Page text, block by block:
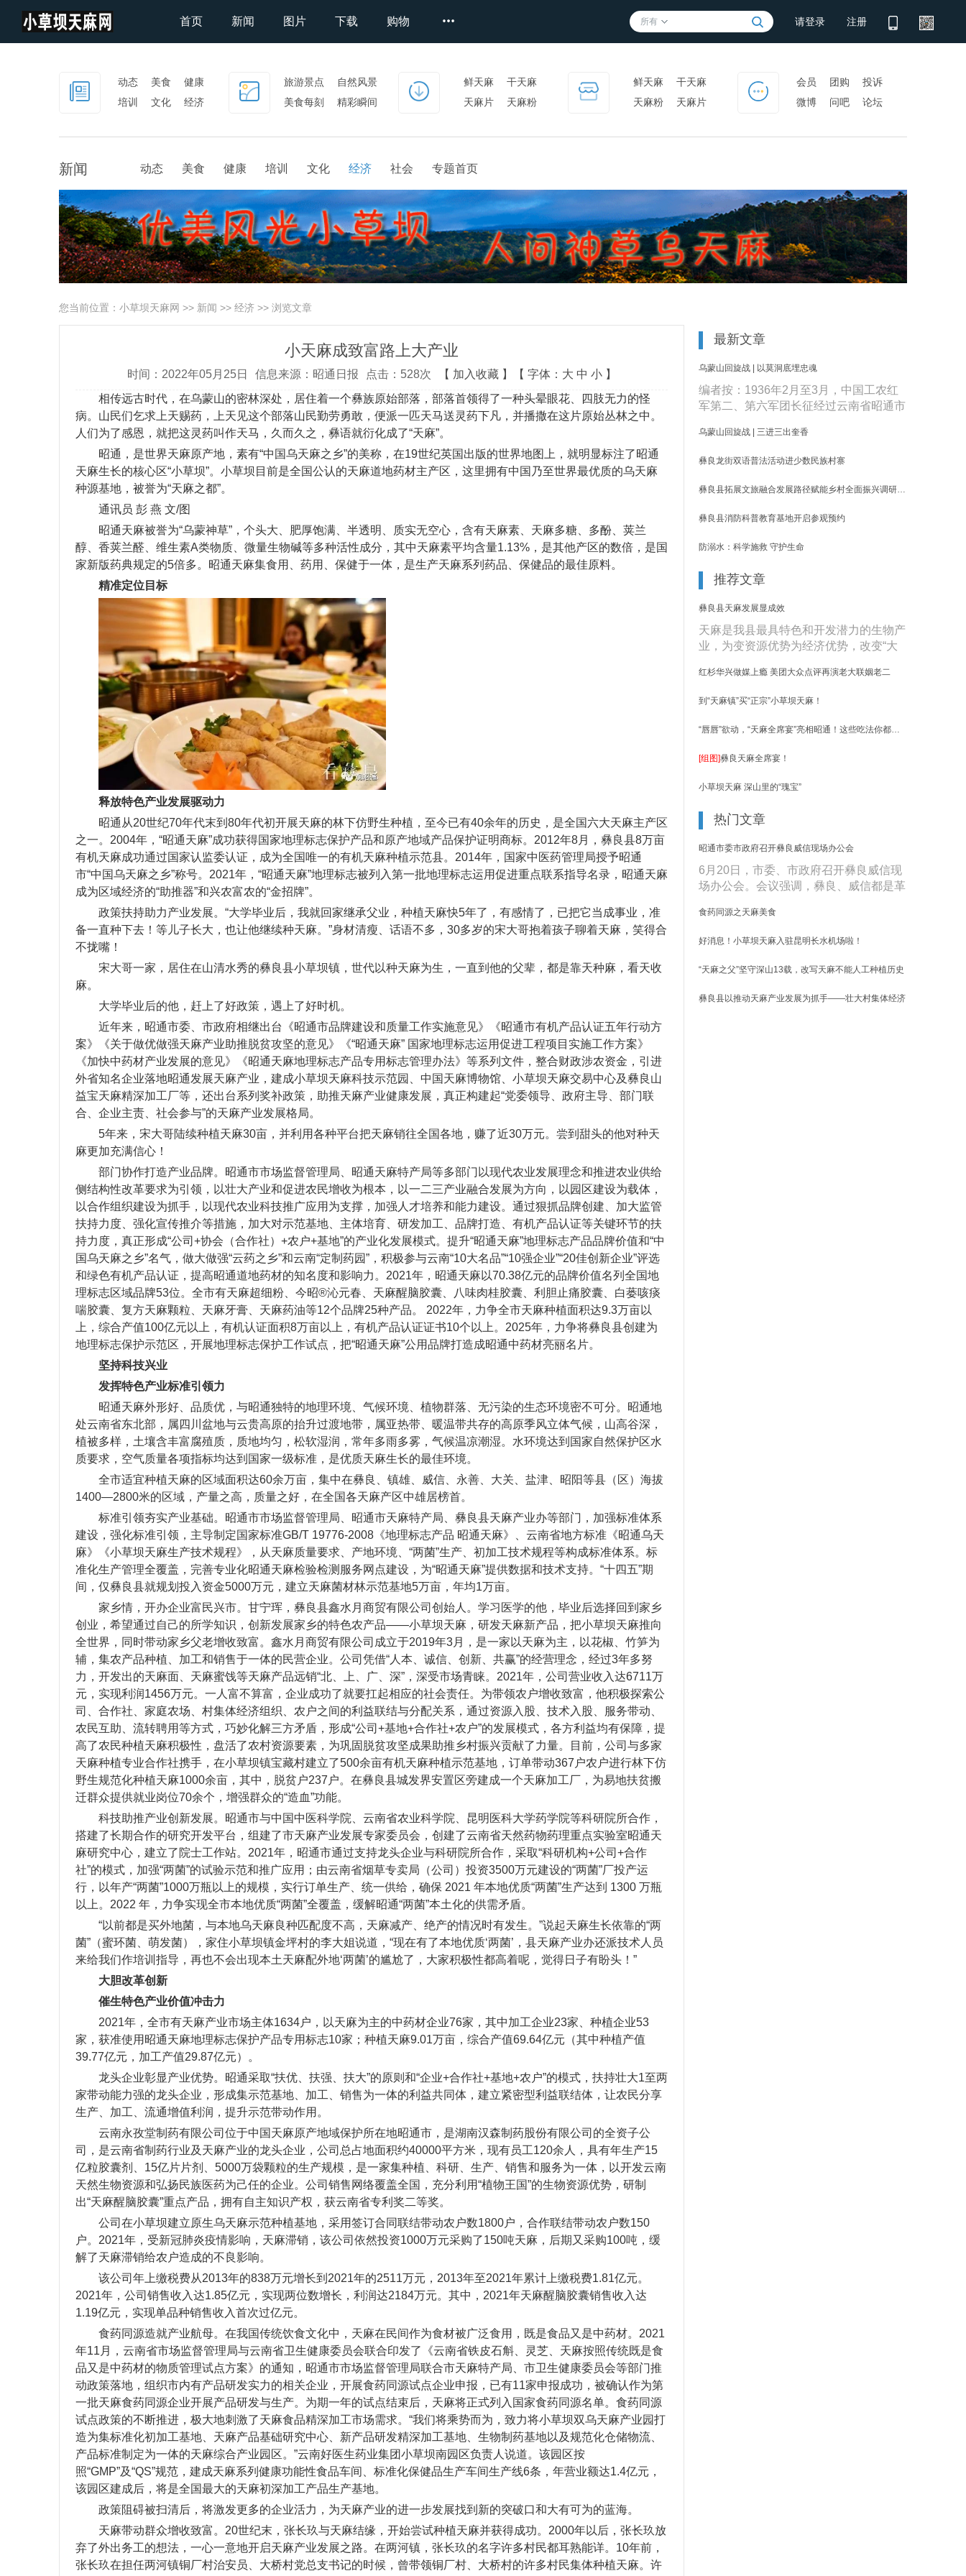
首页 新闻 图片 下载 购物 所有 请登录 注册
动态 美食
健康
培训
文化
经济
旅游景点
自然风景
美食每刻
精彩瞬间
鲜天麻
干天麻
天麻片
天麻粉
鲜天麻
干天麻
天麻粉
天麻片
会员 团购
投诉
微博
问吧
论坛
新闻 动态 美食 健康 培训 文化 经济 社会 专题首页
您当前位置： 小草坝天麻网 >> 新闻 >> 经济 >> 浏览文章
小天麻成致富路上大产业
时间：2022年05月25日 信息来源：昭通日报 点击： 528次 【 加入收藏】【 字体： 大 中 小】
相传远古时代，在乌蒙山的密林深处，居住着一个彝族原始部落，部落首领得了一种头晕眼花、四肢无力的怪
病。山民们乞求上天赐药，上天见这个部落山民勤劳勇敢，便派一匹天马送灵药下凡，并播撒在这片原始丛林之中。
人们为了感恩，就把这灵药叫作天马，久而久之，彝语就衍化成了“天麻”。
昭通，是世界天麻原产地，素有“中国乌天麻之乡”的美称，在19世纪英国出版的世界地图上，就明显标注了昭通
天麻生长的核心区“小草坝”。小草坝目前是全国公认的天麻道地药材主产区，这里拥有中国乃至世界最优质的乌天麻
种源基地，被誉为“天麻之都”。
通讯员 彭 燕 文/图
昭通天麻被誉为“乌蒙神草”，个头大、肥厚饱满、半透明、质实无空心，含有天麻素、天麻多糖、多酚、荚兰
醇、香荚兰醛、维生素A类物质、微量生物碱等多种活性成分，其中天麻素平均含量1.13%，是其他产区的数倍，是国
家新版药典规定的5倍多。昭通天麻集食用、药用、保健于一体，是生产天麻系列药品、保健品的最佳原料。
精准定位目标
释放特色产业发展驱动力
昭通从20世纪70年代末到80年代初开展天麻的林下仿野生种植，至今已有40余年的历史，是全国六大天麻主产区
之一。2004年，“昭通天麻”成功获得国家地理标志保护产品和原产地域产品保护证明商标。2012年8月，彝良县8万亩
有机天麻成功通过国家认监委认证，成为全国唯一的有机天麻种植示范县。2014年，国家中医药管理局授予昭通
市“中国乌天麻之乡”称号。2021年，“昭通天麻”地理标志被列入第一批地理标志运用促进重点联系指导名录，昭通天麻
成为区域经济的“助推器”和兴农富农的“金招牌”。
政策扶持助力产业发展。“大学毕业后，我就回家继承父业，种植天麻快5年了，有感情了，已把它当成事业，准
备一直种下去！等儿子长大，也让他继续种天麻。”身材清瘦、话语不多，30多岁的宋大哥抱着孩子聊着天麻，笑得合
不拢嘴！
宋大哥一家，居住在山清水秀的彝良县小草坝镇，世代以种天麻为生，一直到他的父辈，都是靠天种麻，看天收
麻。
大学毕业后的他，赶上了好政策，遇上了好时机。
近年来，昭通市委、市政府相继出台《昭通市品牌建设和质量工作实施意见》《昭通市有机产品认证五年行动方
案》《关于做优做强天麻产业助推脱贫攻坚的意见》《“昭通天麻” 国家地理标志运用促进工程项目实施工作方案》
《加快中药材产业发展的意见》《昭通天麻地理标志产品专用标志管理办法》等系列文件，整合财政涉农资金，引进
外省知名企业落地昭通发展天麻产业，建成小草坝天麻科技示范园、中国天麻博物馆、小草坝天麻交易中心及彝良山
益宝天麻精深加工厂等，还出台系列奖补政策，助推天麻产业健康发展，真正构建起“党委领导、政府主导、部门联
合、企业主责、社会参与”的天麻产业发展格局。
5年来，宋大哥陆续种植天麻30亩，并利用各种平台把天麻销往全国各地，赚了近30万元。尝到甜头的他对种天
麻更加充满信心！
部门协作打造产业品牌。昭通市市场监督管理局、昭通天麻特产局等多部门以现代农业发展理念和推进农业供给
侧结构性改革要求为引领，以壮大产业和促进农民增收为根本，以一二三产业融合发展为方向，以园区建设为载体，
以合作组织建设为抓手，以现代农业科技推广应用为支撑，加强人才培养和能力建设。通过狠抓品牌创建、加大监管
扶持力度、强化宣传推介等措施，加大对示范基地、主体培育、研发加工、品牌打造、有机产品认证等关键环节的扶
持力度，真正形成“公司+协会（合作社）+农户+基地”的产业化发展模式。提升“昭通天麻”地理标志产品品牌价值和“中
国乌天麻之乡”名气，做大做强“云药之乡”和云南“定制药园”，积极参与云南“10大名品”“10强企业”“20佳创新企业”评选
和绿色有机产品认证，提高昭通道地药材的知名度和影响力。2021年，昭通天麻以70.38亿元的品牌价值名列全国地
理标志区域品牌53位。全市有天麻超细粉、今昭®沁元春、天麻醒脑胶囊、八味肉桂胶囊、利胆止痛胶囊、白蒌咳痰
喘胶囊、复方天麻颗粒、天麻牙膏、天麻药油等12个品牌25种产品。 2022年，力争全市天麻种植面积达9.3万亩以
上，综合产值100亿元以上，有机认证面积8万亩以上，有机产品认证证书10个以上。2025年，力争将彝良县创建为
地理标志保护示范区，开展地理标志保护工作试点，把“昭通天麻”公用品牌打造成昭通中药材亮丽名片。
坚持科技兴业
发挥特色产业标准引领力
昭通天麻外形好、品质优，与昭通独特的地理环境、气候环境、植物群落、无污染的生态环境密不可分。昭通地
处云南省东北部，属四川盆地与云贵高原的抬升过渡地带，属亚热带、暖温带共存的高原季风立体气候，山高谷深，
植被多样，土壤含丰富腐殖质，质地均匀，松软湿润，常年多雨多雾，气候温凉潮湿。水环境达到国家自然保护区水
质要求，空气质量各项指标均达到国家一级标准，是优质天麻生长的最佳环境。
全市适宜种植天麻的区域面积达60余万亩，集中在彝良、镇雄、威信、永善、大关、盐津、昭阳等县（区）海拔
1400—2800米的区域，产量之高，质量之好，在全国各天麻产区中雄居榜首。
标准引领夯实产业基础。昭通市市场监督管理局、昭通市天麻特产局、彝良县天麻产业办等部门，加强标准体系
建设，强化标准引领，主导制定国家标准GB/T 19776-2008《地理标志产品 昭通天麻》、云南省地方标准《昭通乌天
麻》《小草坝天麻生产技术规程》，从天麻质量要求、产地环境、“两菌”生产、初加工技术规程等构成标准体系。标
准化生产管理全覆盖，完善专业化昭通天麻检验检测服务网点建设，为“昭通天麻”提供数据和技术支持。“十四五”期
间，仅彝良县就规划投入资金5000万元，建立天麻菌材林示范基地5万亩，年均1万亩。
家乡情，开办企业富民兴市。甘宁珲，彝良县鑫水月商贸有限公司创始人。学习医学的他，毕业后选择回到家乡
创业，希望通过自己的所学知识，创新发展家乡的特色农产品——小草坝天麻，研发天麻新产品，把小草坝天麻推向
全世界，同时带动家乡父老增收致富。鑫水月商贸有限公司成立于2019年3月，是一家以天麻为主，以花椒、竹笋为
辅，集农产品种植、加工和销售于一体的民营企业。公司凭借“人本、诚信、创新、共赢”的经营理念，经过3年多努
力，开发出的天麻面、天麻蜜饯等天麻产品远销“北、上、广、深”，深受市场青睐。2021年，公司营业收入达6711万
元，实现利润1456万元。一人富不算富，企业成功了就要扛起相应的社会责任。为带领农户增收致富，他积极探索公
司、合作社、家庭农场、村集体经济组织、农户之间的利益联结与分配关系，通过资源入股、技术入股、服务带动、
农民互助、流转聘用等方式，巧妙化解三方矛盾，形成“公司+基地+合作社+农户”的发展模式，各方利益均有保障，提
高了农民种植天麻积极性，盘活了农村资源要素，为巩固脱贫攻坚成果助推乡村振兴贡献了力量。目前，公司与多家
天麻种植专业合作社携手，在小草坝镇宝藏村建立了500余亩有机天麻种植示范基地，订单带动367户农户进行林下仿
野生规范化种植天麻1000余亩，其中，脱贫户237户。在彝良县城发界安置区旁建成一个天麻加工厂，为易地扶贫搬
迁群众提供就业岗位70余个，增强群众的“造血”功能。
科技助推产业创新发展。昭通市与中国中医科学院、云南省农业科学院、昆明医科大学药学院等科研院所合作，
搭建了长期合作的研究开发平台，组建了市天麻产业发展专家委员会，创建了云南省天然药物药理重点实验室昭通天
麻研究中心，建立了院士工作站。2021年，昭通市通过支持龙头企业与科研院所合作，采取“科研机构+公司+合作
社”的模式，加强“两菌”的试验示范和推广应用；由云南省烟草专卖局（公司）投资3500万元建设的“两菌”厂投产运
行，以年产“两菌”1000万瓶以上的规模，实行订单生产、统一供给，确保 2021 年本地优质“两菌”生产达到 1300 万瓶
以上。2022 年，力争实现全市本地优质“两菌”全覆盖，缓解昭通“两菌”本土化的供需矛盾。
“以前都是买外地菌，与本地乌天麻良种匹配度不高，天麻减产、绝产的情况时有发生。”说起天麻生长依靠的“两
菌”（蜜环菌、萌发菌），家住小草坝镇金坪村的李大姐说道，“现在有了本地优质‘两菌’，县天麻产业办还派技术人员
来给我们作培训指导，再也不会出现本土天麻配外地‘两菌’的尴尬了，大家积极性都高着呢，觉得日子有盼头！”
大胆改革创新
催生特色产业价值冲击力
2021年，全市有天麻产业市场主体1634户，以天麻为主的中药材企业76家，其中加工企业23家、种植企业53
家，获准使用昭通天麻地理标志保护产品专用标志10家；种植天麻9.01万亩，综合产值69.64亿元（其中种植产值
39.77亿元，加工产值29.87亿元）。
龙头企业彰显产业优势。昭通采取“扶优、扶强、扶大”的原则和“企业+合作社+基地+农户”的模式，扶持壮大1至两
家带动能力强的龙头企业，形成集示范基地、加工、销售为一体的利益共同体，建立紧密型利益联结体，让农民分享
生产、加工、流通增值利润，提升示范带动作用。
云南永孜堂制药有限公司位于中国天麻原产地域保护所在地昭通市，是湖南汉森制药股份有限公司的全资子公
司，是云南省制药行业及天麻产业的龙头企业，公司总占地面积约40000平方米，现有员工120余人，具有年生产15
亿粒胶囊剂、15亿片片剂、5000万袋颗粒的生产规模，是一家集种植、科研、生产、销售和服务为一体，以开发云南
天然生物资源和弘扬民族医药为己任的企业。公司销售网络覆盖全国，充分利用“植物王国”的生物资源优势，研制
出“天麻醒脑胶囊”重点产品，拥有自主知识产权，获云南省专利奖二等奖。
公司在小草坝建立原生乌天麻示范种植基地，采用签订合同联结带动农户数1800户，合作联结带动农户数150
户。2021年，受新冠肺炎疫情影响，天麻滞销，该公司依然投资1000万元采购了150吨天麻，后期又采购100吨，缓
解了天麻滞销给农户造成的不良影响。
该公司年上缴税费从2013年的838万元增长到2021年的2511万元，2013年至2021年累计上缴税费1.81亿元。
2021年，公司销售收入达1.85亿元，实现两位数增长，利润达2184万元。其中，2021年天麻醒脑胶囊销售收入达
1.19亿元，实现单品种销售收入首次过亿元。
食药同源造就产业航母。在我国传统饮食文化中，天麻在民间作为食材被广泛食用，既是食品又是中药材。2021
年11月，云南省市场监督管理局与云南省卫生健康委员会联合印发了《云南省铁皮石斛、灵芝、天麻按照传统既是食
品又是中药材的物质管理试点方案》的通知，昭通市市场监督管理局联合市天麻特产局、市卫生健康委员会等部门推
动政策落地，组织市内有产品研发实力的相关企业，开展食药同源试点企业申报，已有11家申报成功，被确认作为第
一批天麻食药同源企业开展产品研发与生产。为期一年的试点结束后，天麻将正式列入国家食药同源名单。食药同源
试点政策的不断推进，极大地刺激了天麻食品精深加工市场需求。“我们将乘势而为，致力将小草坝双乌天麻产业园打
造为集标准化初加工基地、天麻产品基础研究中心、新产品研发精深加工基地、生物制药基地以及规范化仓储物流、
产品标准制定为一体的天麻综合产业园区。”云南好医生药业集团小草坝南园区负责人说道。该园区按
照“GMP”及“QS”规范，建成天麻系列健康功能性食品车间、标准化保健品生产车间生产线6条，年营业额达1.4亿元，
该园区建成后，将是全国最大的天麻初深加工产品生产基地。
政策阻碍被扫清后，将激发更多的企业活力，为天麻产业的进一步发展找到新的突破口和大有可为的蓝海。
天麻带动群众增收致富。20世纪末，张长玖与天麻结缘，开始尝试种植天麻并获得成功。2000年以后，张长玖放
弃了外出务工的想法，一心一意地开启天麻产业发展之路。在两河镇，张长玖的名字许多村民都耳熟能详。10年前，
张长玖在担任两河镇铜厂村治安员、大桥村党总支书记的时候，曾带领铜厂村、大桥村的许多村民集体种植天麻。许
最新文章
乌蒙山回旋战 | 以莫洞底埋忠魂
编者按：1936年2月至3月，中国工农红
军第二、第六军团长征经过云南省昭通市
敌......
乌蒙山回旋战 | 三进三出奎香
彝良龙街双语普法活动进少数民族村寨
彝良县拓展文旅融合发展路径赋能乡村全面振兴调研报告
彝良县消防科普教育基地开启参观预约
防溺水：科学施救 守护生命
推荐文章
彝良县天麻发展显成效
天麻是我县最具特色和开发潜力的生物产
业，为变资源优势为经济优势，改变“大
红杉华兴做媒上瘾 美团大众点评再演老大联姻老二
到“天麻镇”买“正宗”小草坝天麻！
“唇唇”欲动，“天麻全席宴”亮相昭通！这些吃法你都吃过吗？
[组图]彝良天麻全席宴！
小草坝天麻 深山里的“瑰宝”
热门文章
昭通市委市政府召开彝良威信现场办公会
6月20日，市委、市政府召开彝良威信现
场办公会。会议强调，彝良、威信都是革
历......
食药同源之天麻美食
好消息！小草坝天麻入驻昆明长水机场啦！
“天麻之父”坚守深山13载，改写天麻不能人工种植历史
彝良县以推动天麻产业发展为抓手——壮大村集体经济